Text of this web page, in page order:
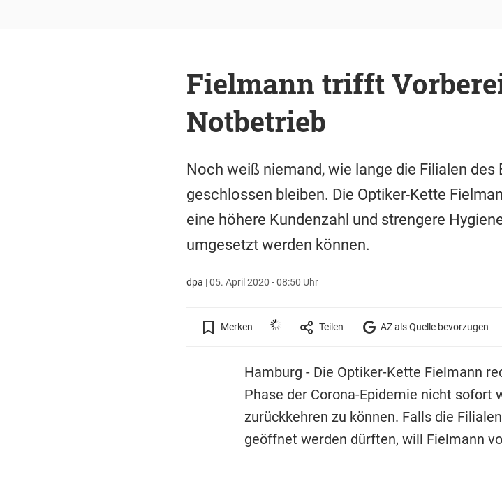
Fielmann trifft
Notbetrieb
Noch weiß niemand, wie lange die Filialen des
geschlossen bleiben. Die Optiker-Kette
eine höhere Kundenzahl und strengere
umgesetzt werden können.
dpa |05. April 2020 - 08:50 Uhr
Merken Teilen AZ als Quelle bevorzugen
Hamburg - Die Optiker-Kette Fielmann
Phase der Corona-Epidemie nicht sofort
zurückkehren zu können. Falls die
geöffnet werden dürften, will Fielmann